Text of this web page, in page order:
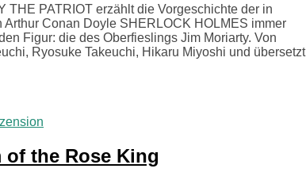
THE PATRIOT erzählt die Vorgeschichte der in
Arthur Conan Doyle SHERLOCK HOLMES immer
Figur: die des Oberfieslings Jim Moriarty. Von
Ryosuke Takeuchi, Hikaru Miyoshi und übersetzt
of the Rose King